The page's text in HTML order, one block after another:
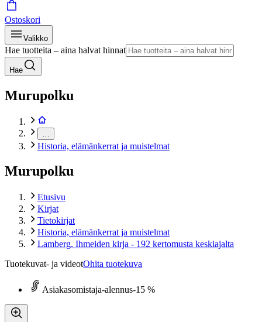
Ostoskori
Valikko
Hae tuotteita – aina halvat hinnat
Hae
Murupolku
Historia, elämänkerrat ja muistelmat
Murupolku
Etusivu
Kirjat
Tietokirjat
Historia, elämänkerrat ja muistelmat
Lamberg, Ihmeiden kirja - 192 kertomusta keskiajalta
Tuotekuvat- ja videotOhita tuotekuva
Asiakasomistaja-alennus-15 %